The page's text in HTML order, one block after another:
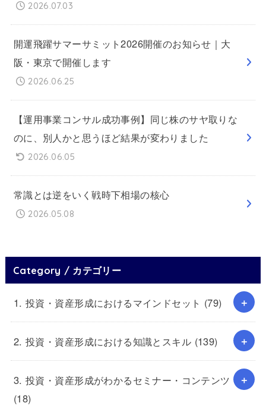
2026.07.03
開運飛躍サマーサミット2026開催のお知らせ｜大
阪・東京で開催します
2026.06.25
【運用事業コンサル成功事例】同じ株のサヤ取りな
のに、別人かと思うほど結果が変わりました
2026.06.05
常識とは逆をいく戦時下相場の核心
2026.05.08
Category / カテゴリー
1. 投資・資産形成におけるマインドセット (79)
2. 投資・資産形成における知識とスキル (139)
3. 投資・資産形成がわかるセミナー・コンテンツ
(18)